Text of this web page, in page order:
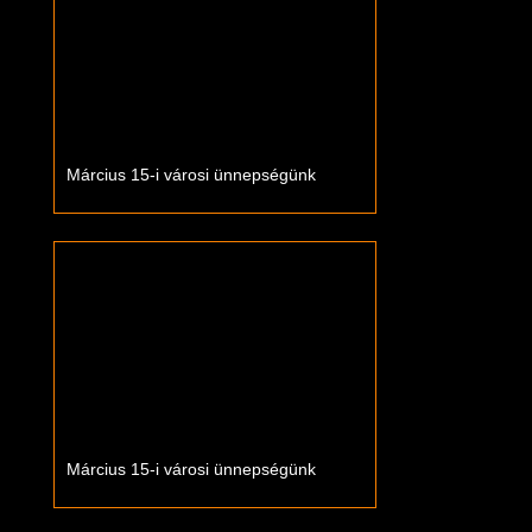
Március 15-i városi ünnepségünk
Március 15-i városi ünnepségünk